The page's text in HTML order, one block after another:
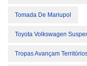
Tomada De Mariupol
Toyota Volkswagen
Tropas Avançam